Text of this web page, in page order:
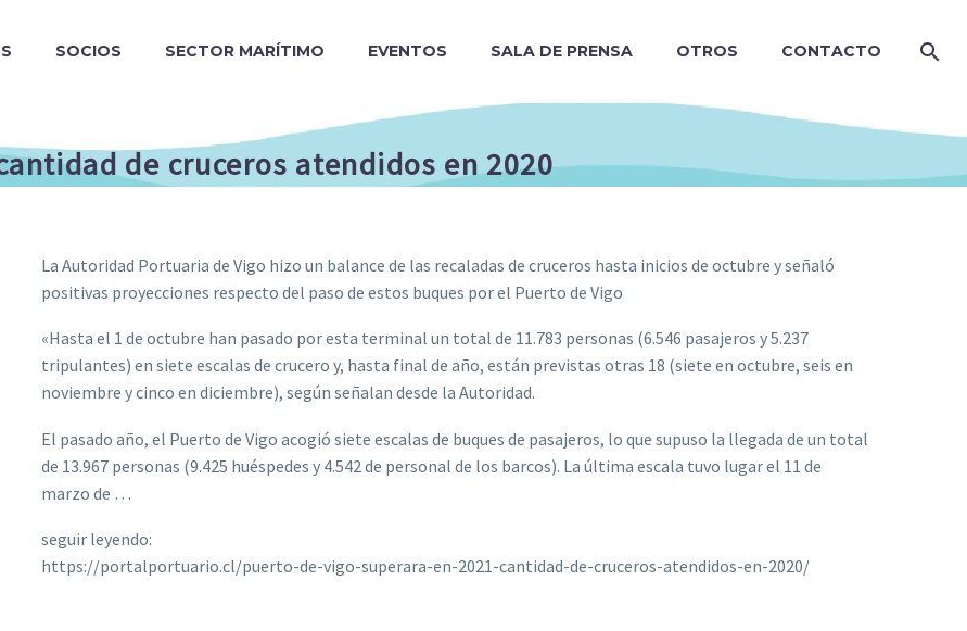
SOCIOS SECTOR MARÍTIMO EVENTOS SALA DE PRENSA OTROS CONTACTO
de cruceros atendidos en 2020
La Autoridad Portuaria de Vigo hizo un balance de las recaladas de cruceros hasta inicios de octubre y señaló
positivas proyecciones respecto del paso de estos buques por el Puerto de Vigo
«Hasta el 1 de octubre han pasado por esta terminal un total de 11.783 personas (6.546 pasajeros y 5.237
tripulantes) en siete escalas de crucero y, hasta final de año, están previstas otras 18 (siete en octubre, seis en
noviembre y cinco en diciembre), según señalan desde la Autoridad.
El pasado año, el Puerto de Vigo acogió siete escalas de buques de pasajeros, lo que supuso la llegada de un total
de 13.967 personas (9.425 huéspedes y 4.542 de personal de los barcos). La última escala tuvo lugar el 11 de
marzo de …
seguir leyendo:
https://portalportuario.cl/puerto-de-vigo-superara-en-2021-cantidad-de-cruceros-atendidos-en-2020/